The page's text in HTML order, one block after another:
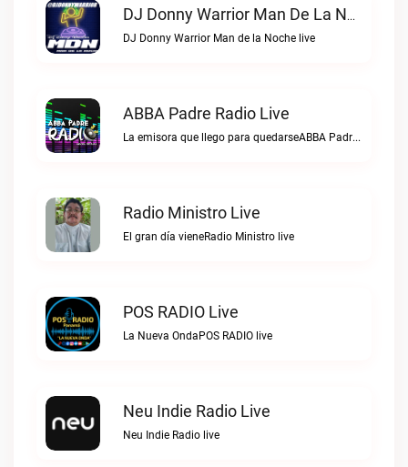
DJ Donny Warrior Man De La Noche Live
DJ Donny Warrior Man de la Noche live
ABBA Padre Radio Live
La emisora que llego para quedarseABBA Padre Radio live
Radio Ministro Live
El gran día vieneRadio Ministro live
POS RADIO Live
La Nueva OndaPOS RADIO live
Neu Indie Radio Live
Neu Indie Radio live